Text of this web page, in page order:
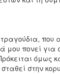
που
μου πονεί για
όμως
στην